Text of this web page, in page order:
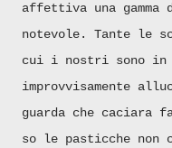
affettiva una gamma
notevole. Tante le
cui i nostri sono in
improvvisamente
guarda che caciara
so le pasticche non